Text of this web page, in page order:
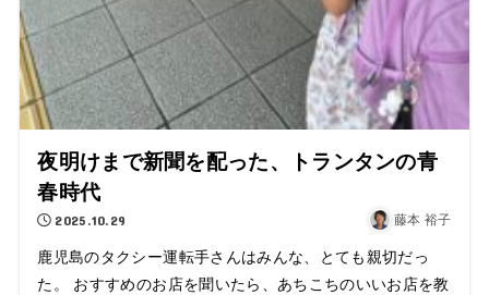
夜明けまで新聞を配った、トランタンの青
春時代
2025.10.29 藤本 裕子
鹿児島のタクシー運転手さんはみんな、とても親切だっ
た。 おすすめのお店を聞いたら、あちこちのいいお店を教